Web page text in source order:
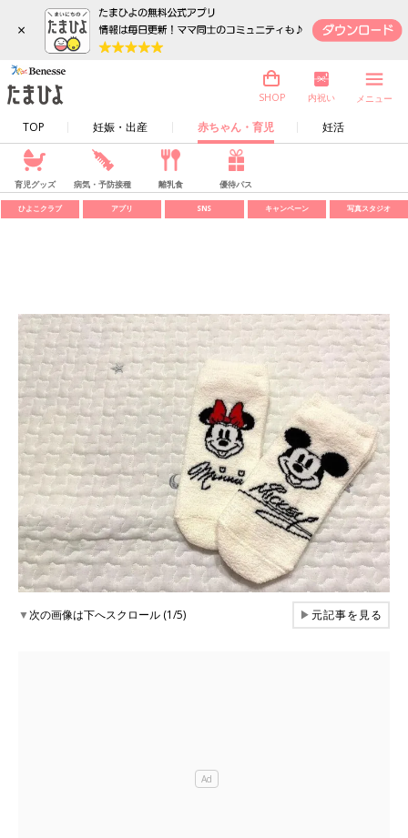
×
TOP 妊娠・出産 赤ちゃん・育児 妊活
SHOP 内祝い メニュー
育児グッズ 病気・予防接種 離乳食 優待パス
ひよこクラブ アプリ SNS キャンペーン 写真スタジオ
▼次の画像は下へスクロール (1/5) ▶元記事を見る